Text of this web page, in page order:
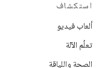
استكشاف
ألعاب فيديو
تعلُم الآلة
الصحة واللياقة